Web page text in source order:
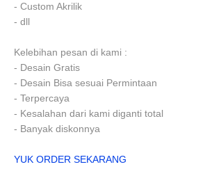
- Custom Akrilik
- dll
Kelebihan pesan di kami :
- Desain Gratis
- Desain Bisa sesuai Permintaan
- Terpercaya
- Kesalahan dari kami diganti total
- Banyak diskonnya
YUK ORDER SEKARANG